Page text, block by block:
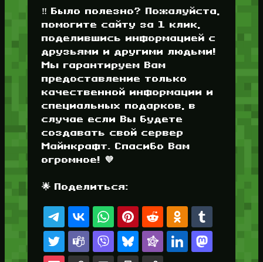
‼️ Было полезно? Пожалуйста,
помогите сайту за 1 клик,
поделившись информацией с
друзьями и другими людьми!
Мы гарантируем Вам
предоставление только
качественной информации и
специальных подарков, в
случае если Вы будете
создавать свой сервер
Майнкрафт. Спасибо Вам
огромное! 💜
🌟 Поделиться: